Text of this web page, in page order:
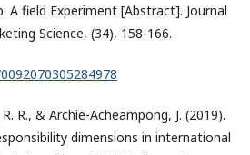
A field Experiment [Abstract]. Journal
Science, (34), 158-166.
R., & Archie-Acheampong, J. (2019).
dimensions in international